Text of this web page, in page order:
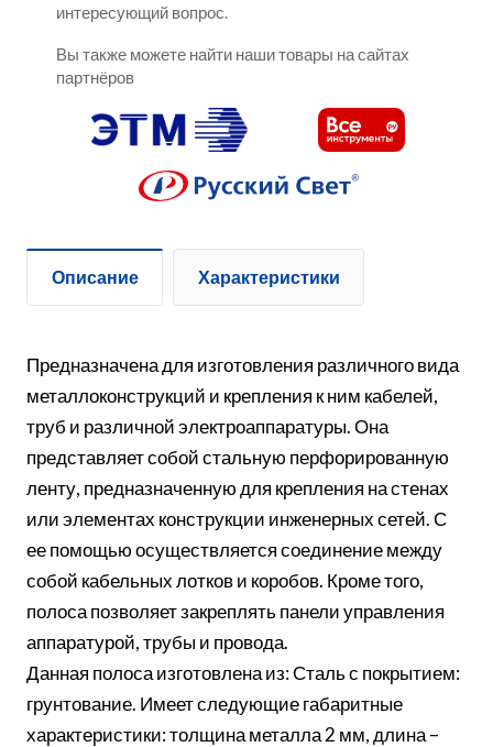
интересующий вопрос.
Вы также можете найти наши товары на сайтах
партнёров
Описание Характеристики
Предназначена для изготовления различного вида
металлоконструкций и крепления к ним кабелей,
труб и различной электроаппаратуры. Она
представляет собой стальную перфорированную
ленту, предназначенную для крепления на стенах
или элементах конструкции инженерных сетей. С
ее помощью осуществляется соединение между
собой кабельных лотков и коробов. Кроме того,
полоса позволяет закреплять панели управления
аппаратурой, трубы и провода.
Данная полоса изготовлена из: Сталь с покрытием:
грунтование. Имеет следующие габаритные
характеристики: толщина металла 2 мм, длина –